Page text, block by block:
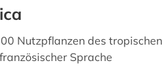
Nutzpflanzen des tropischen
Sprache